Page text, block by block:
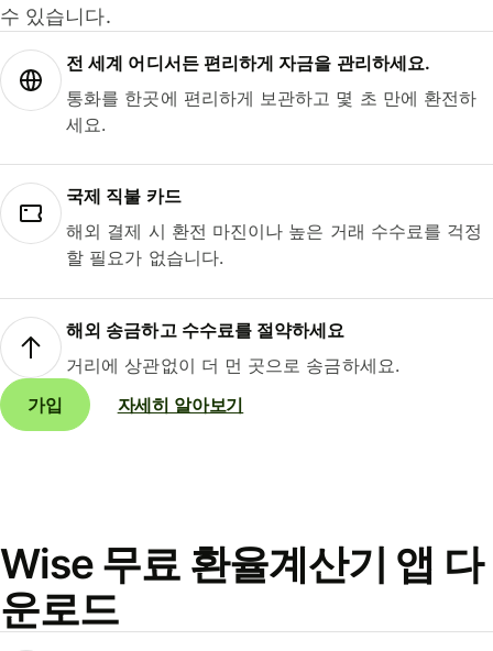
수 있습니다.
전 세계 어디서든 편리하게 자금을 관리하세요.
통화를 한곳에 편리하게 보관하고 몇 초 만에 환전하
세요.
국제 직불 카드
해외 결제 시 환전 마진이나 높은 거래 수수료를 걱정
할 필요가 없습니다.
해외 송금하고 수수료를 절약하세요
거리에 상관없이 더 먼 곳으로 송금하세요.
가입
자세히 알아보기
Wise 무료 환율계산기 앱 다
운로드